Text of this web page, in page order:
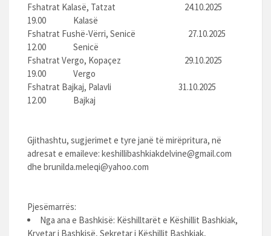
Fshatrat Kalasë, Tatzat 24.10.2025
19.00 Kalasë
Fshatrat Fushë-Vërri, Senicë 27.10.2025
12.00 Senicë
Fshatrat Vergo, Kopaçez 29.10.2025
19.00 Vergo
Fshatrat Bajkaj, Palavli 31.10.2025
12.00 Bajkaj
Gjithashtu, sugjerimet e tyre janë të mirëpritura, në
adresat e emaileve: keshillibashkiakdelvine@gmail.com
dhe brunilda.meleqi@yahoo.com
Pjesëmarrës:
Nga ana e Bashkisë: Këshilltarët e Këshillit Bashkiak,
Kryetar i Bashkisë, Sekretar i Këshillit Bashkiak,